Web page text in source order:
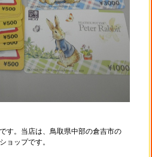
す。当店は、鳥取県中部の倉吉市の
ョップです。